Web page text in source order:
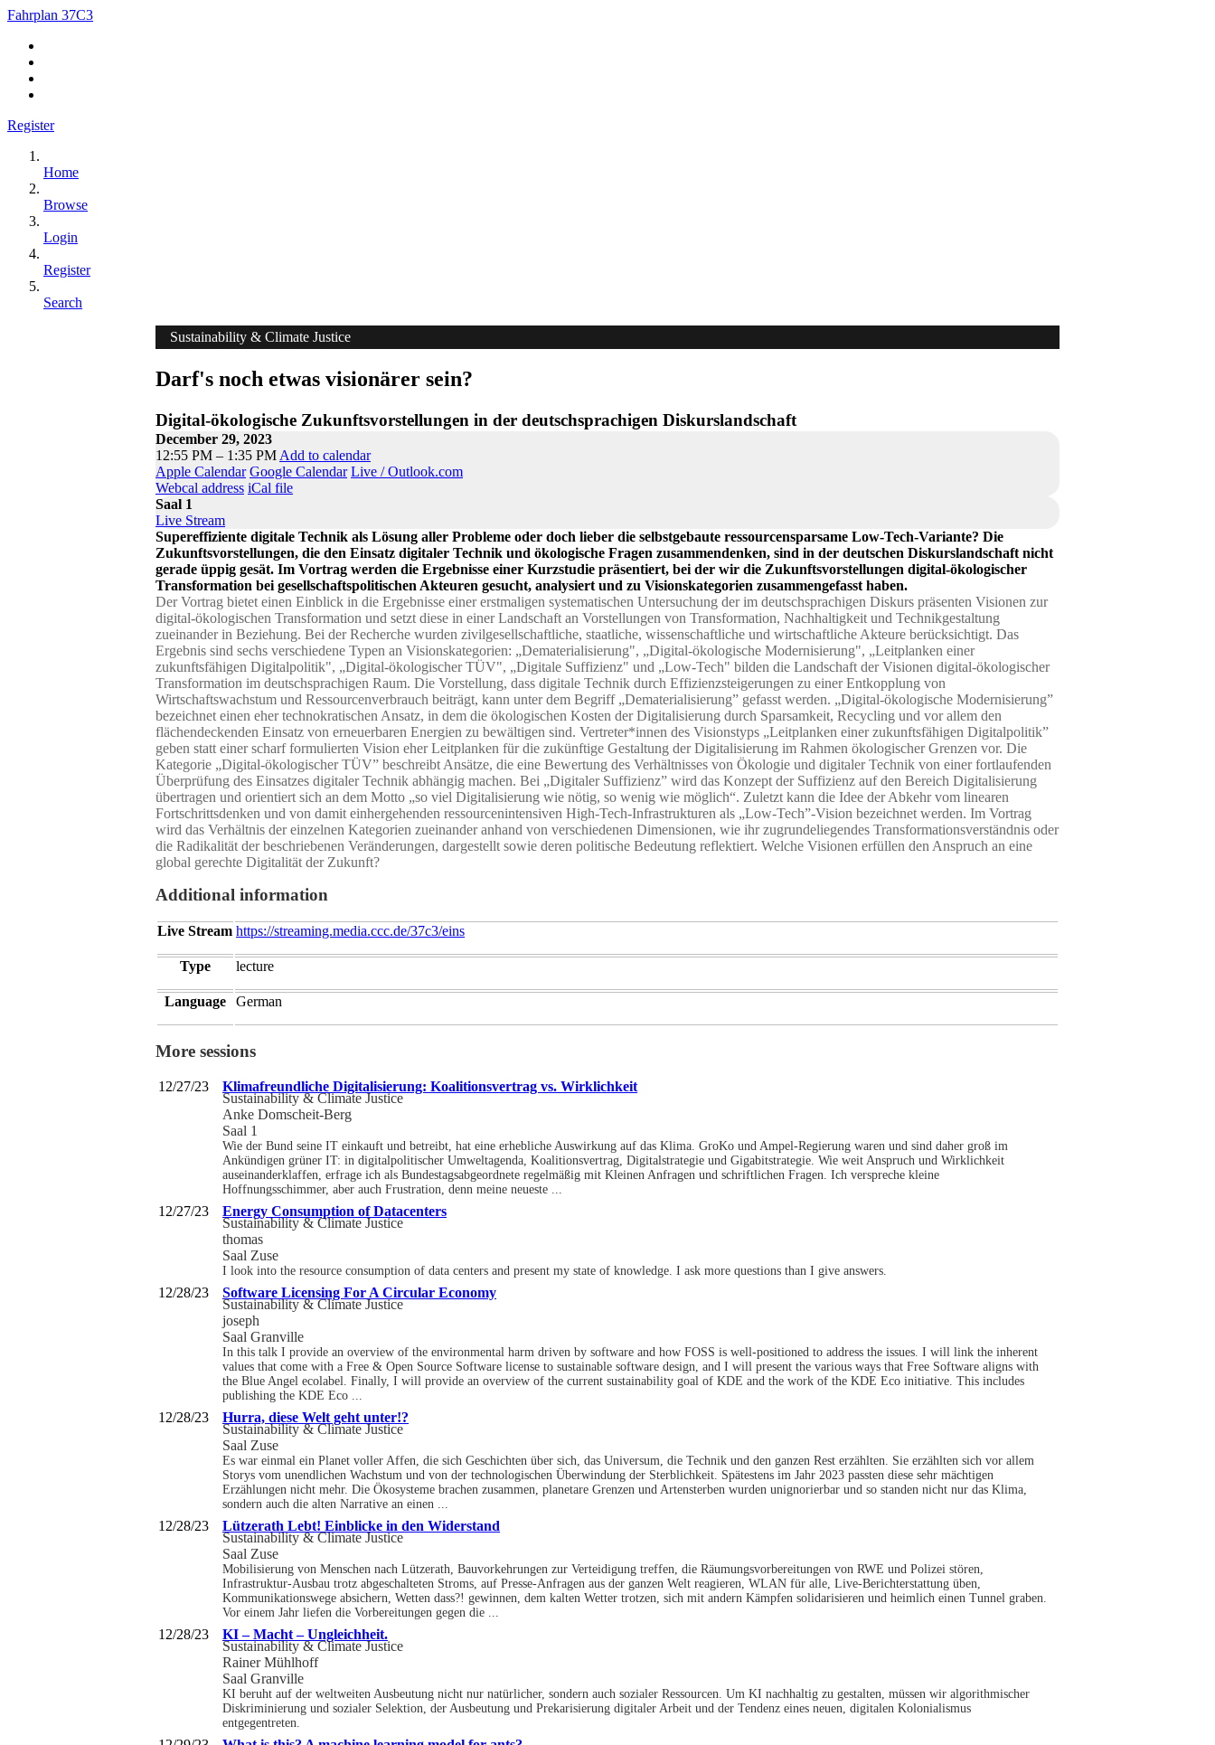
Fahrplan 37C3
Register
Home
Browse
Login
Register
Search
Sustainability & Climate Justice
Darf's noch etwas visionärer sein?
Digital-ökologische Zukunftsvorstellungen in der deutschsprachigen Diskurslandschaft
December 29, 2023
12:55 PM – 1:35 PM Add to calendar
Apple Calendar Google Calendar Live / Outlook.com
Webcal address iCal file
Saal 1
Live Stream
Supereffiziente digitale Technik als Lösung aller Probleme oder doch lieber die selbstgebaute ressourcensparsame Low-Tech-Variante? Die
Zukunftsvorstellungen, die den Einsatz digitaler Technik und ökologische Fragen zusammendenken, sind in der deutschen Diskurslandschaft nicht
gerade üppig gesät. Im Vortrag werden die Ergebnisse einer Kurzstudie präsentiert, bei der wir die Zukunftsvorstellungen digital-ökologischer
Transformation bei gesellschaftspolitischen Akteuren gesucht, analysiert und zu Visionskategorien zusammengefasst haben.
Der Vortrag bietet einen Einblick in die Ergebnisse einer erstmaligen systematischen Untersuchung der im deutschsprachigen Diskurs präsenten Visionen zur
digital-ökologischen Transformation und setzt diese in einer Landschaft an Vorstellungen von Transformation, Nachhaltigkeit und Technikgestaltung
zueinander in Beziehung. Bei der Recherche wurden zivilgesellschaftliche, staatliche, wissenschaftliche und wirtschaftliche Akteure berücksichtigt. Das
Ergebnis sind sechs verschiedene Typen an Visionskategorien: „Dematerialisierung", „Digital-ökologische Modernisierung", „Leitplanken einer
zukunftsfähigen Digitalpolitik", „Digital-ökologischer TÜV", „Digitale Suffizienz" und „Low-Tech" bilden die Landschaft der Visionen digital-ökologischer
Transformation im deutschsprachigen Raum. Die Vorstellung, dass digitale Technik durch Effizienzsteigerungen zu einer Entkopplung von
Wirtschaftswachstum und Ressourcenverbrauch beiträgt, kann unter dem Begriff „Dematerialisierung” gefasst werden. „Digital-ökologische Modernisierung”
bezeichnet einen eher technokratischen Ansatz, in dem die ökologischen Kosten der Digitalisierung durch Sparsamkeit, Recycling und vor allem den
flächendeckenden Einsatz von erneuerbaren Energien zu bewältigen sind. Vertreter*innen des Visionstyps „Leitplanken einer zukunftsfähigen Digitalpolitik”
geben statt einer scharf formulierten Vision eher Leitplanken für die zukünftige Gestaltung der Digitalisierung im Rahmen ökologischer Grenzen vor. Die
Kategorie „Digital-ökologischer TÜV” beschreibt Ansätze, die eine Bewertung des Verhältnisses von Ökologie und digitaler Technik von einer fortlaufenden
Überprüfung des Einsatzes digitaler Technik abhängig machen. Bei „Digitaler Suffizienz” wird das Konzept der Suffizienz auf den Bereich Digitalisierung
übertragen und orientiert sich an dem Motto „so viel Digitalisierung wie nötig, so wenig wie möglich“. Zuletzt kann die Idee der Abkehr vom linearen
Fortschrittsdenken und von damit einhergehenden ressourcenintensiven High-Tech-Infrastrukturen als „Low-Tech”-Vision bezeichnet werden. Im Vortrag
wird das Verhältnis der einzelnen Kategorien zueinander anhand von verschiedenen Dimensionen, wie ihr zugrundeliegendes Transformationsverständnis oder
die Radikalität der beschriebenen Veränderungen, dargestellt sowie deren politische Bedeutung reflektiert. Welche Visionen erfüllen den Anspruch an eine
global gerechte Digitalität der Zukunft?
Additional information
Live Stream https://streaming.media.ccc.de/37c3/eins
Type lecture
Language German
More sessions
12/27/23 Klimafreundliche Digitalisierung: Koalitionsvertrag vs. Wirklichkeit
Sustainability & Climate Justice
Anke Domscheit-Berg
Saal 1
Wie der Bund seine IT einkauft und betreibt, hat eine erhebliche Auswirkung auf das Klima. GroKo und Ampel-Regierung waren und sind daher groß im
Ankündigen grüner IT: in digitalpolitischer Umweltagenda, Koalitionsvertrag, Digitalstrategie und Gigabitstrategie. Wie weit Anspruch und Wirklichkeit
auseinanderklaffen, erfrage ich als Bundestagsabgeordnete regelmäßig mit Kleinen Anfragen und schriftlichen Fragen. Ich verspreche kleine
Hoffnungsschimmer, aber auch Frustration, denn meine neueste ...
12/27/23 Energy Consumption of Datacenters
Sustainability & Climate Justice
thomas
Saal Zuse
I look into the resource consumption of data centers and present my state of knowledge. I ask more questions than I give answers.
12/28/23 Software Licensing For A Circular Economy
Sustainability & Climate Justice
joseph
Saal Granville
In this talk I provide an overview of the environmental harm driven by software and how FOSS is well-positioned to address the issues. I will link the inherent
values that come with a Free & Open Source Software license to sustainable software design, and I will present the various ways that Free Software aligns with
the Blue Angel ecolabel. Finally, I will provide an overview of the current sustainability goal of KDE and the work of the KDE Eco initiative. This includes
publishing the KDE Eco ...
12/28/23 Hurra, diese Welt geht unter!?
Sustainability & Climate Justice
Saal Zuse
Es war einmal ein Planet voller Affen, die sich Geschichten über sich, das Universum, die Technik und den ganzen Rest erzählten. Sie erzählten sich vor allem
Storys vom unendlichen Wachstum und von der technologischen Überwindung der Sterblichkeit. Spätestens im Jahr 2023 passten diese sehr mächtigen
Erzählungen nicht mehr. Die Ökosysteme brachen zusammen, planetare Grenzen und Artensterben wurden unignorierbar und so standen nicht nur das Klima,
sondern auch die alten Narrative an einen ...
12/28/23 Lützerath Lebt! Einblicke in den Widerstand
Sustainability & Climate Justice
Saal Zuse
Mobilisierung von Menschen nach Lützerath, Bauvorkehrungen zur Verteidigung treffen, die Räumungsvorbereitungen von RWE und Polizei stören,
Infrastruktur-Ausbau trotz abgeschalteten Stroms, auf Presse-Anfragen aus der ganzen Welt reagieren, WLAN für alle, Live-Berichterstattung üben,
Kommunikationswege absichern, Wetten dass?! gewinnen, dem kalten Wetter trotzen, sich mit andern Kämpfen solidarisieren und heimlich einen Tunnel graben.
Vor einem Jahr liefen die Vorbereitungen gegen die ...
12/28/23 KI – Macht – Ungleichheit.
Sustainability & Climate Justice
Rainer Mühlhoff
Saal Granville
KI beruht auf der weltweiten Ausbeutung nicht nur natürlicher, sondern auch sozialer Ressourcen. Um KI nachhaltig zu gestalten, müssen wir algorithmischer
Diskriminierung und sozialer Selektion, der Ausbeutung und Prekarisierung digitaler Arbeit und der Tendenz eines neuen, digitalen Kolonialismus
entgegentreten.